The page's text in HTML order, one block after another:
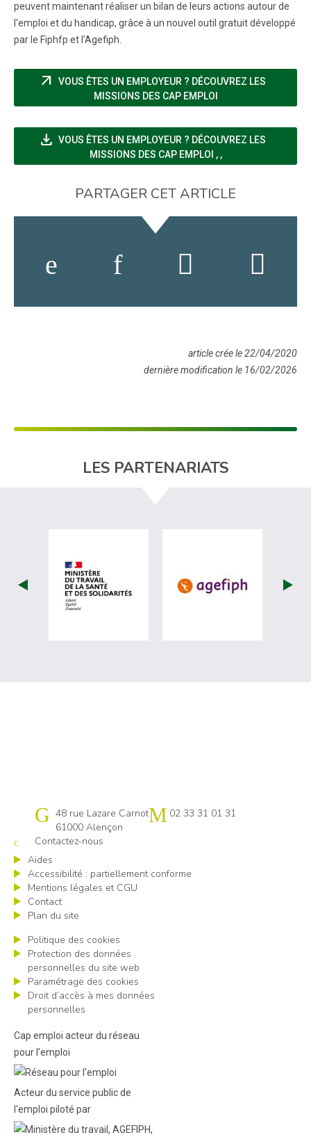
peuvent maintenant réaliser un bilan de leurs actions autour de
l'emploi et du handicap, grâce à un nouvel outil gratuit développé
par le Fiphfp et l'Agefiph.
arrow_outward
VOUS ÊTES UN EMPLOYEUR ? DÉCOUVREZ LES
MISSIONS DES CAP EMPLOI (NOUVELLE
file_download VOUS ÊTES UN EMPLOYEUR ? DÉCOUVREZ LES
MISSIONS DES CAP EMPLOI (NOUVELLE
, ,
PARTAGER CET ARTICLE
article crée le 22/04/2020
dernière modification le 16/02/2026
LES PARTENARIATS
visiter les site de Ministère du travail
visiter les
Cap emploi 61
48 rue Lazare Carnot
61000 Alençon
02 33 31 01 31
Contactez-nous
Aides
Accessibilité : partiellement conforme
Mentions légales et CGU
Contact
Plan du site
Politique des cookies
Protection des données
personnelles du site web
Paramétrage des cookies
Droit d’accès à mes données
personnelles
Cap emploi acteur du réseau
pour l’emploi
Acteur du service public de
l'emploi piloté par